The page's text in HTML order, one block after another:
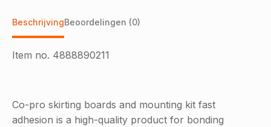
BeschrijvingBeoordelingen (0)
Item no. 4888890211
Co-pro skirting boards and mounting kit fast
adhesion is a high-quality product for bonding